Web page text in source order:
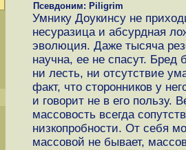
Псевдоним: Piligrim
Умнику Доукинсу не
несуразица и абсурдная
эволюция. Даже тысяча
научна, ее не спасут. Бред
ни лесть, ни отсутствие
факт, что сторонников у
и говорит не в его пользу.
массовость всегда
низкопробности. От себя
массовой не бывает,